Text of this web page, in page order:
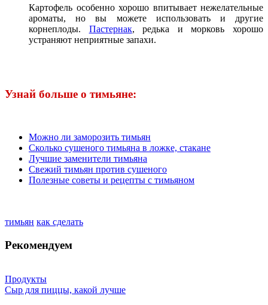
Картофель особенно хорошо впитывает нежелательные
ароматы, но вы можете использовать и другие
корнеплоды. Пастернак, редька и морковь хорошо
устраняют неприятные запахи.
Узнай больше о тимьяне:
Можно ли заморозить тимьян
Сколько сушеного тимьяна в ложке, стакане
Лучшие заменители тимьяна
Свежий тимьян против сушеного
Полезные советы и рецепты с тимьяном
тимьян как сделать
Рекомендуем
Продукты
Сыр для пиццы, какой лучше